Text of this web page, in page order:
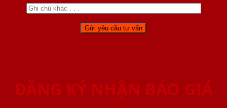
ĐĂNG KÝ NHẬN BÁO GIÁ